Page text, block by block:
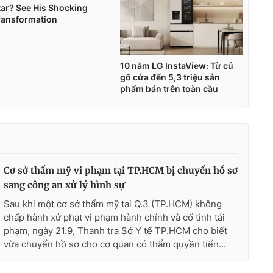
Cơ sở thẩm mỹ vi phạm tại TP.HCM bị chuyển hồ sơ
sang công an xử lý hình sự
Sau khi một cơ sở thẩm mỹ tại Q.3 (TP.HCM) không
chấp hành xử phạt vi phạm hành chính và cố tình tái
phạm, ngày 21.9, Thanh tra Sở Y tế TP.HCM cho biết
vừa chuyển hồ sơ cho cơ quan có thẩm quyền tiến...